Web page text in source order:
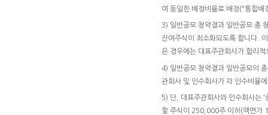
여 동일한 배정비율로 배정("통합배
3) 일반공모 청약결과 일반공모 총
잔여주식이 최소화되도록 합니다.
은 경우에는 대표주관회사가 합리
4) 일반공모 청약결과 일반공모의
관회사 및 인수회사가 각 인수비율
5) 단, 대표주관회사와 인수회사는 '
할 주식이 250,000주 이하(액면가